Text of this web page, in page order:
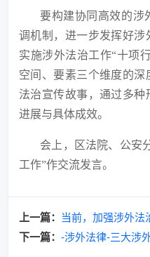
要构建协同高效的涉
调机制，进一步发挥好涉
实施涉外法治工作“十项
空间、要素三个维度的
法治宣传故事，通过多
进展与具体成效。
会上，区法院、公安
工作”作交流发言。
上一篇：
当前，加强涉外法
下一篇： -涉外法律-三大涉